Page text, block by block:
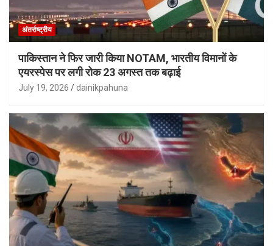
अंतर्राष्ट्रीय
पाकिस्तान ने फिर जारी किया NOTAM, भारतीय विमानों के
एयरस्पेस पर लगी रोक 23 अगस्त तक बढ़ाई
July 19, 2026 dainikpahuna